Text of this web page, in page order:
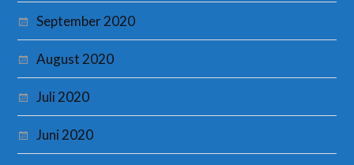
September 2020
August 2020
Juli 2020
Juni 2020